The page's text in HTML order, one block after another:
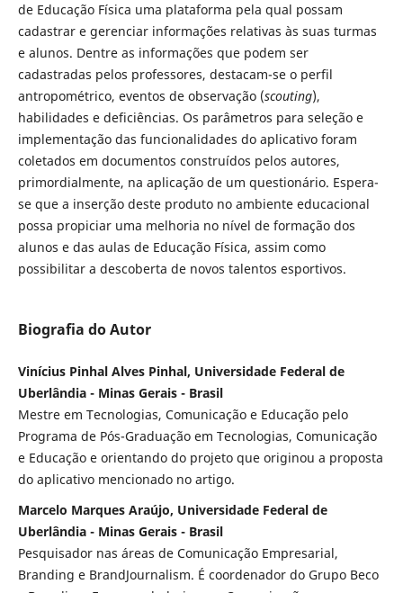
de Educação Física uma plataforma pela qual possam
cadastrar e gerenciar informações relativas às suas turmas
e alunos. Dentre as informações que podem ser
cadastradas pelos professores, destacam-se o perfil
antropométrico, eventos de observação (scouting),
habilidades e deficiências. Os parâmetros para seleção e
implementação das funcionalidades do aplicativo foram
coletados em documentos construídos pelos autores,
primordialmente, na aplicação de um questionário. Espera-
se que a inserção deste produto no ambiente educacional
possa propiciar uma melhoria no nível de formação dos
alunos e das aulas de Educação Física, assim como
possibilitar a descoberta de novos talentos esportivos.
Biografia do Autor
Vinícius Pinhal Alves Pinhal, Universidade Federal de
Uberlândia - Minas Gerais - Brasil
Mestre em Tecnologias, Comunicação e Educação pelo
Programa de Pós-Graduação em Tecnologias, Comunicação
e Educação e orientando do projeto que originou a proposta
do aplicativo mencionado no artigo.
Marcelo Marques Araújo, Universidade Federal de
Uberlândia - Minas Gerais - Brasil
Pesquisador nas áreas de Comunicação Empresarial,
Branding e BrandJournalism. É coordenador do Grupo Beco